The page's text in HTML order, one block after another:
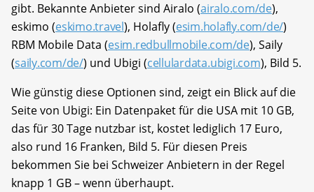
gibt. Bekannte Anbieter sind Airalo (airalo.com/de),
eskimo (eskimo.travel), Holafly (esim.holafly.com/de/)
RBM Mobile Data (esim.redbullmobile.com/de), Saily
(saily.com/de/) und Ubigi (cellulardata.ubigi.com), Bild 5.
Wie günstig diese Optionen sind, zeigt ein Blick auf die
Seite von Ubigi: Ein Datenpaket für die USA mit 10 GB,
das für 30 Tage nutzbar ist, kostet lediglich 17 Euro,
also rund 16 Franken, Bild 5. Für diesen Preis
bekommen Sie bei Schweizer Anbietern in der Regel
knapp 1 GB – wenn überhaupt.